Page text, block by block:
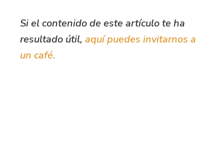
Si el contenido de este artículo te ha
resultado útil, aquí puedes invitarnos a
un café.